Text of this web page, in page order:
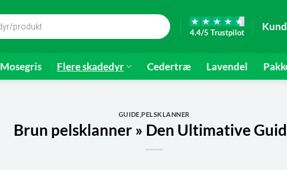
4.4/5 Trustpilot
Mosegris Flere skadedyr Cedertræ Lavendel
GUIDE ,PELSKLANNER
Brun pelsklanner » Den Ultimative